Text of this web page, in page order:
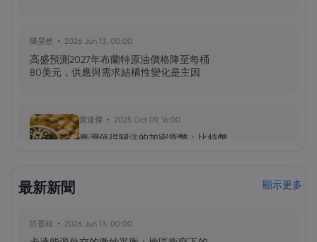
陳昊然 2026 Jun 13, 00:00
高盛預測2027年布蘭特原油價格降至每桶
80美元，供應與需求結構性變化是主因
黃達傑 2025 Oct 09, 16:00
臺灣值得關注的加密貨幣：比特幣
NIO 股票預測：NIO 今天下跌 5%，未來會
最新新聞 顯示更多
許景桓 2026 Jun 13, 00:00